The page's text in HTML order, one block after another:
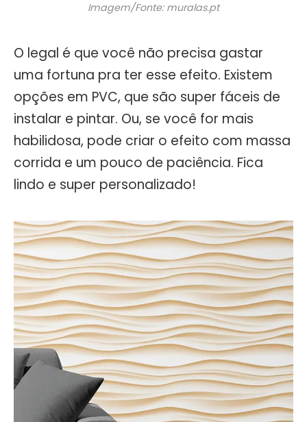
Imagem/Fonte: muralas.pt
O legal é que você não precisa gastar
uma fortuna pra ter esse efeito. Existem
opções em PVC, que são super fáceis de
instalar e pintar. Ou, se você for mais
habilidosa, pode criar o efeito com massa
corrida e um pouco de paciência. Fica
lindo e super personalizado!